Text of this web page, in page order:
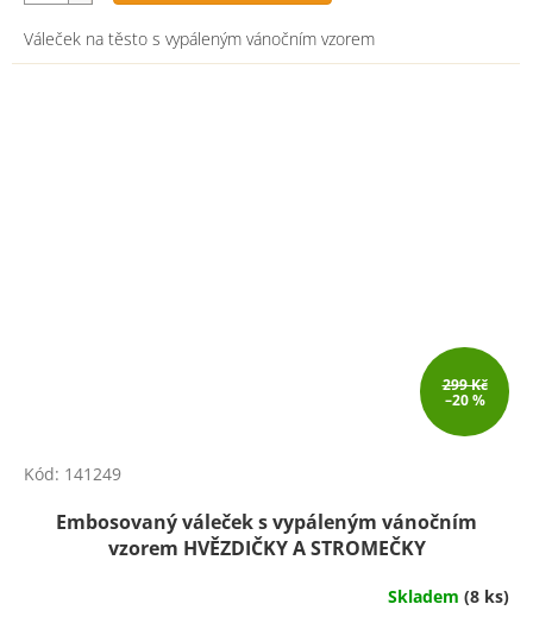
Váleček na těsto s vypáleným vánočním vzorem
299 Kč
–20 %
Embosovaný váleček s vypáleným vánočním
vzorem HVĚZDIČKY A STROMEČKY
Skladem (8 ks)
Kód: 141249